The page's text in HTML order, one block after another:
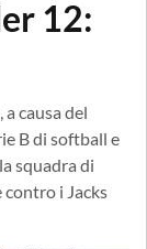
12:
causa del
B di softball e
squadra di
contro i Jacks